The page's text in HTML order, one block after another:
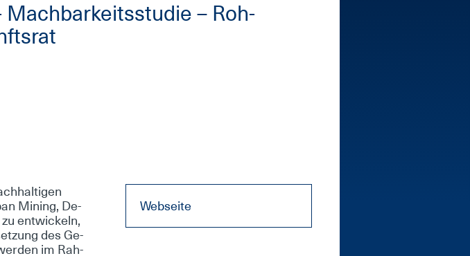
Mach­bar­keits­stu­die – Roh­
Mi­ning, De­
ent­wi­ckeln,
des Ge­
im Rah­
Webseite